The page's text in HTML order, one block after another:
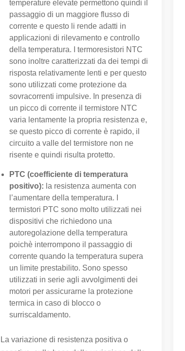
temperature elevate permettono quindi il
passaggio di un maggiore flusso di
corrente e questo li rende adatti in
applicazioni di rilevamento e controllo
della temperatura. I termoresistori NTC
sono inoltre caratterizzati da dei tempi di
risposta relativamente lenti e per questo
sono utilizzati come protezione da
sovracorrenti impulsive. In presenza di
un picco di corrente il termistore NTC
varia lentamente la propria resistenza e,
se questo picco di corrente è rapido, il
circuito a valle del termistore non ne
risente e quindi risulta protetto.
PTC (coefficiente di temperatura
positivo): la resistenza aumenta con
l’aumentare della temperatura. I
termistori PTC sono molto utilizzati nei
dispositivi che richiedono una
autoregolazione della temperatura
poichè interrompono il passaggio di
corrente quando la temperatura supera
un limite prestabilito. Sono spesso
utilizzati in serie agli avvolgimenti dei
motori per assicurarne la protezione
termica in caso di blocco o
surriscaldamento.
La variazione di resistenza positiva o